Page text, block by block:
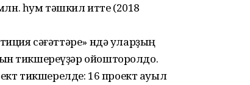
һум тәшкил итте (2018
сәғәттәре» ндә уларҙың
тикшереүҙәр ойошторолдо.
тикшерелде: 16 проект ауыл